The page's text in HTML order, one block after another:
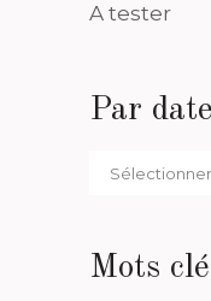
A tester
Par date
Par
Mots